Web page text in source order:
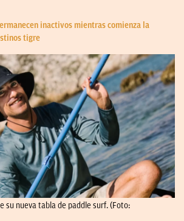
inactivos mientras comienza la
tigre
su nueva tabla de paddle surf. (Foto: